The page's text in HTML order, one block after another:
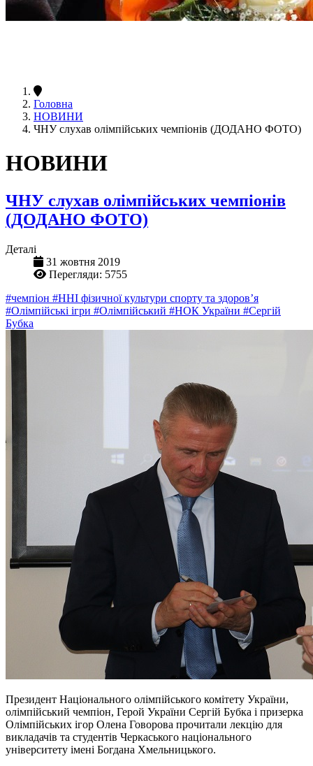
Головна
НОВИНИ
ЧНУ слухав олімпійських чемпіонів (ДОДАНО ФОТО)
НОВИНИ
ЧНУ слухав олімпійських чемпіонів
(ДОДАНО ФОТО)
Деталі
31 жовтня 2019
Перегляди: 5755
#чемпіон #ННІ фізичної культури спорту та здоров’я
#Олімпійські ігри #Олімпійський #НОК України #Сергій
Бубка
Президент Національного олімпійського комітету України,
олімпійський чемпіон, Герой України Сергій Бубка і призерка
Олімпійських ігор Олена Говорова прочитали лекцію для
викладачів та студентів Черкаського національного
університету імені Богдана Хмельницького.